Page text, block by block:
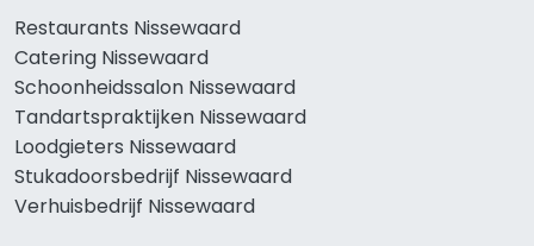
Restaurants Nissewaard
Catering Nissewaard
Schoonheidssalon Nissewaard
Tandartspraktijken Nissewaard
Loodgieters Nissewaard
Stukadoorsbedrijf Nissewaard
Verhuisbedrijf Nissewaard